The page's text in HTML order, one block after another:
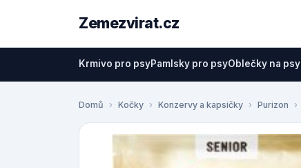
Zemezvirat.cz
Krmivo pro psyPamlsky pro psyOblečky na psy
Domů Kočky Konzervy a kapsičky Purizon